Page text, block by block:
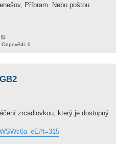
Příbram. Nebo poštou.
Odpovědi: 0
zrcadlovkou, který je dostupný